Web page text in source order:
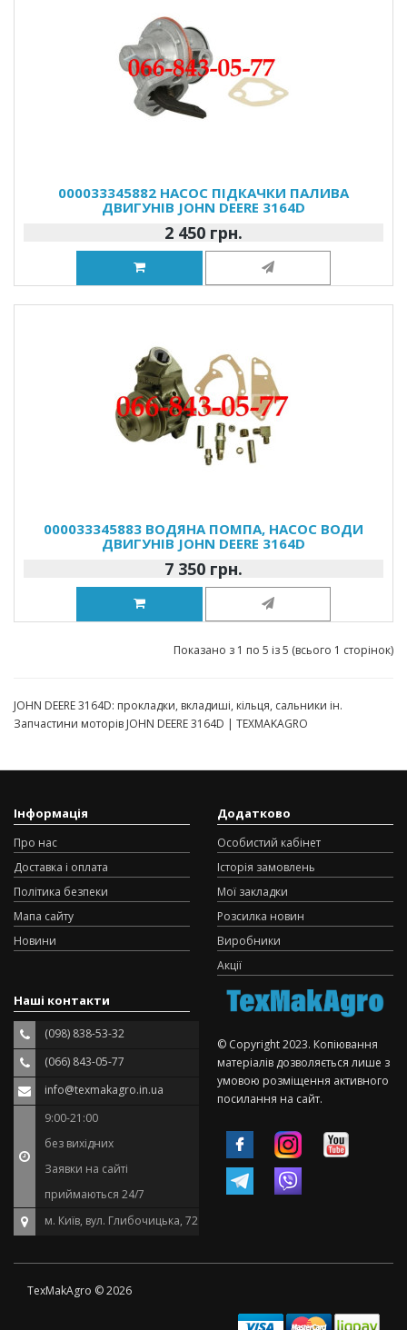
000033345882 НАСОС ПІДКАЧКИ ПАЛИВА
ДВИГУНІВ JOHN DEERE 3164D
2 450 грн.
000033345883 ВОДЯНА ПОМПА, НАСОС ВОДИ
ДВИГУНІВ JOHN DEERE 3164D
7 350 грн.
Показано з 1 по 5 із 5 (всього 1 сторінок)
JOHN DEERE 3164D: прокладки, вкладиші, кільця, сальники ін.
Запчастини моторів JOHN DEERE 3164D | TEXMAKAGRO
Інформація
Про нас
Доставка і оплата
Політика безпеки
Мапа сайту
Новини
Додатково
Особистий кабінет
Історія замовлень
Мої закладки
Розсилка новин
Виробники
Акції
Наші контакти
(098) 838-53-32
(066) 843-05-77
info@texmakagro.in.ua
9:00-21:00
без вихідних
Заявки на сайті
приймаються 24/7
м. Київ, вул. Глибочицька, 72
© Copyright 2023. Копіювання
матеріалів дозволяється лише з
умовою розміщення активного
посилання на сайт.
TexMakAgro © 2026